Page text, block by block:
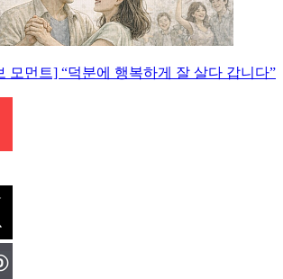
모먼트] “덕분에 행복하게 잘 살다 갑니다”